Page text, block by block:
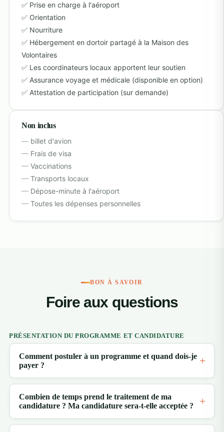
Prise en charge à l'aéroport
Orientation
Nourriture
Hébergement en dortoir partagé à la Maison des
Volontaires
Les coordinateurs locaux apportent leur soutien
Assurance voyage et médicale (disponible en option)
Attestation de participation (sur demande)
Non inclus
billet d'avion
Frais de visa
Vaccinations
Transports locaux
Dépose-minute à l'aéroport
Toutes les dépenses personnelles
BON À SAVOIR
Foire aux questions
PRÉSENTATION DU PROGRAMME ET CANDIDATURE
Comment postuler à un programme et quand dois-je
payer ?
Combien de temps prend le traitement de ma
candidature ? Ma candidature sera-t-elle acceptée ?